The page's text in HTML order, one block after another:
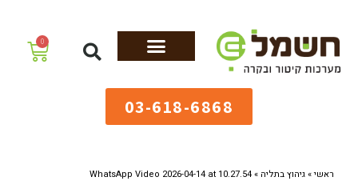
0
03-618-6868
ראשי»גיהוץ בתליה »
WhatsApp Video 2026-04-14 at 10.27.54